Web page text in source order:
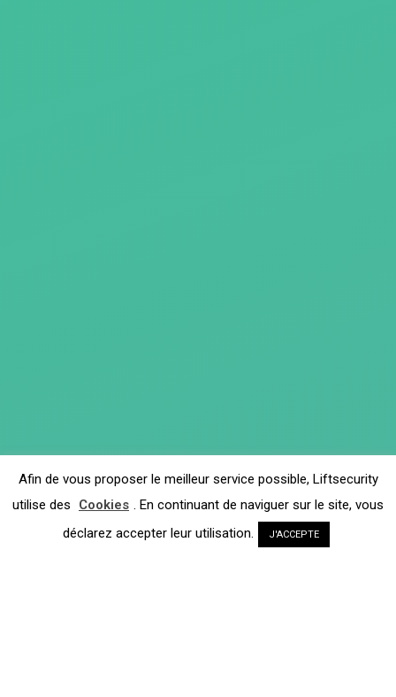
Afin de vous proposer le meilleur service possible, Liftsecurity
utilise des
Cookies . En continuant de naviguer sur le site, vous
déclarez accepter leur utilisation.
J'ACCEPTE